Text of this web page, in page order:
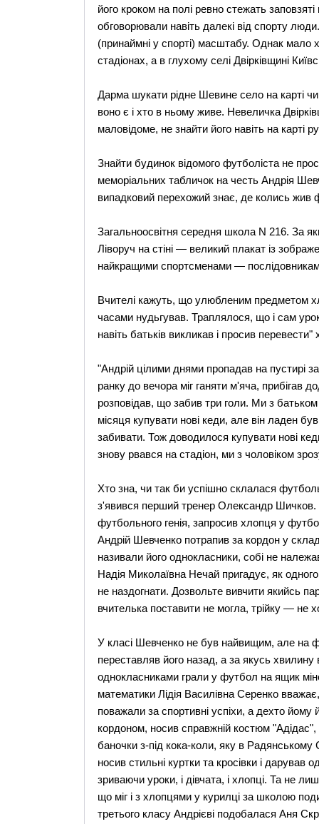
його кроком на полі ревно стежать
обговорювали навіть далекі від спорту
(принаймні у спорті) масштабу. Однак мало
стадіонах, а в глухому селі Двірківщині
Дарма шукати рідне Шевине село на карті
воно є і хто в ньому живе. Невеличка
маловідоме, не знайти його навіть на карті
Знайти будинок відомого футболіста не
меморіальних табличок на честь Андрія
випадковий перехожий знає, де колись жив
Загальноосвітня середня школа N 216. За
Ліворуч на стіні — великий плакат із
найкращими спортсменами —
Вчителі кажуть, що улюбленим предметом
часами нудьгував. Траплялося, що і сам
навіть батьків викликав і просив
"Андрій цілими днями пропадав на
ранку до вечора міг ганяти м'яча, прибігав
розповідав, що забив три голи. Ми з
місяця купувати нові кеди, але він ладен
забивати. Тож доводилося купувати нові
знову рвався на стадіон, ми з чоловіком
Хто зна, чи так би успішно склалася
з'явився перший тренер Олександр Шичков.
футбольного генія, запросив хлопця у
Андрій Шевченко потрапив за кордон у
називали його однокласники, собі не
Надія Миколаївна Нечай пригадує, як
не наздогнати. Дозвольте вивчити якийсь
вчителька поставити не могла, трійку — не
У класі Шевченко не був найвищим, але на
переставляв його назад, а за якусь
однокласниками грали у футбол на ящик
математики Лідія Василівна Серенко
поважали за спортивні успіхи, а дехто йому
кордоном, носив справжній костюм
баночки з-під кока-коли, яку в Радянському
носив стильні куртки та кросівки і дарував
зриваючи уроки, і дівчата, і хлопці. Та не
що міг і з хлопцями у курилці за школою
третього класу Андрієві подобалася Аня